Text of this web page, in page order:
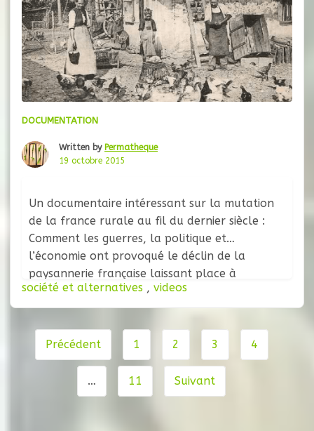
DOCUMENTATION
Written by Permatheque
19 octobre 2015
Un documentaire intéressant sur la mutation
de la france rurale au fil du dernier siècle :
Comment les guerres, la politique et
l’économie ont provoqué le déclin de la
paysannerie française laissant place à
l’agriculture industrielle. Photographies,
images d’archives et témoignages d’experts à
Lanzenberg retrace les bouleversements vécus
par le
société et alternatives , videos
Navigation
de
Précédent 1 2 3 4
… 11 Suivant